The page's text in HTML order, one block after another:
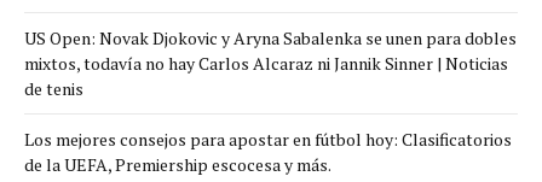
US Open: Novak Djokovic y Aryna Sabalenka se unen para dobles
mixtos, todavía no hay Carlos Alcaraz ni Jannik Sinner | Noticias
de tenis
Los mejores consejos para apostar en fútbol hoy: Clasificatorios
de la UEFA, Premiership escocesa y más.